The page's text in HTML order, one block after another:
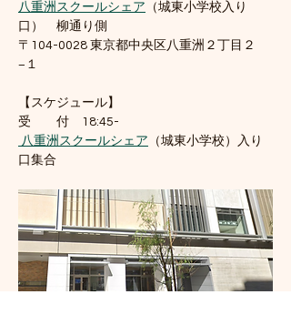
八重洲スクールシェア （城東小学校入り
口）　柳通り側
〒104-0028 東京都中央区八重洲２丁目２
−１
【スケジュール】
受　　付　18:45-
八重洲スクールシェア （城東小学校）入り
口集合